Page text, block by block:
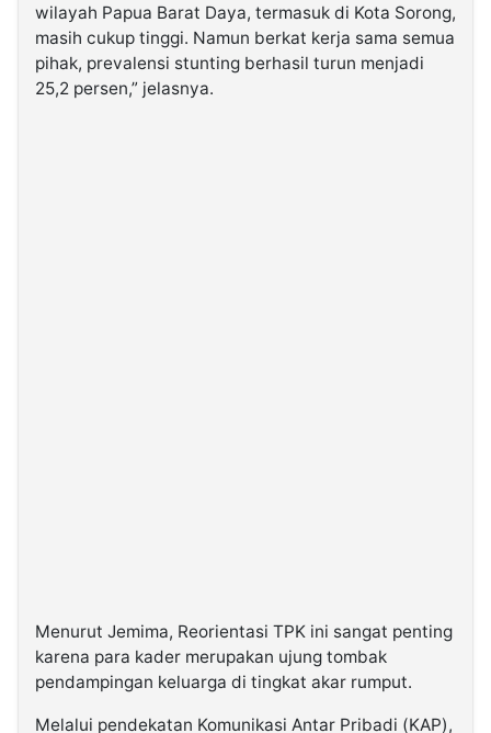
wilayah Papua Barat Daya, termasuk di Kota Sorong,
masih cukup tinggi. Namun berkat kerja sama semua
pihak, prevalensi stunting berhasil turun menjadi
25,2 persen,” jelasnya.
Menurut Jemima, Reorientasi TPK ini sangat penting
karena para kader merupakan ujung tombak
pendampingan keluarga di tingkat akar rumput.
Melalui pendekatan Komunikasi Antar Pribadi (KAP),